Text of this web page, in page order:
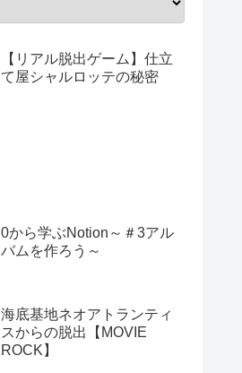
【リアル脱出ゲーム】仕立
て屋シャルロッテの秘密
0から学ぶNotion～＃3アル
バムを作ろう～
海底基地ネオアトランティ
スからの脱出【MOVIE
ROCK】